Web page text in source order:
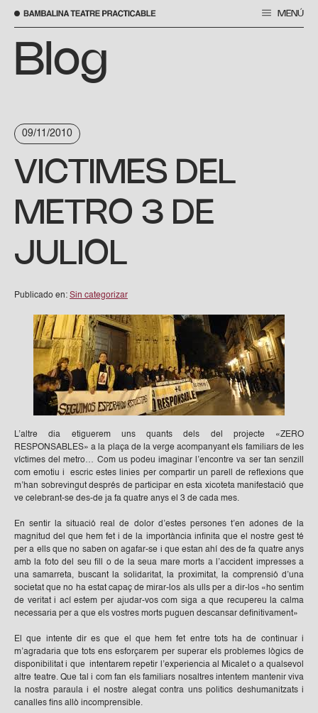
Saltar
contenido
MENÚ
Blog
09/11/2010
VICTIMES DEL
METRO 3 DE
JULIOL
Publicado en: Sin categorizar
L’altre dia etiguerem uns quants dels del projecte «ZERO
RESPONSABLES» a la plaça de la verge acompanyant els familiars de les
víctimes del metro… Com us podeu imaginar l’encontre va ser tan senzill
com emotiu i escric estes linies per compartir un parell de reflexions que
m’han sobrevingut després de participar en esta xicoteta manifestació que
ve celebrant-se des-de ja fa quatre anys el 3 de cada mes.
En sentir la situació real de dolor d’estes persones t’en adones de la
magnitud del que hem fet i de la importància infinita que el nostre gest té
per a ells que no saben on agafar-se i que estan ahí des de fa quatre anys
amb la foto del seu fill o de la seua mare morts a l’accident impresses a
una samarreta, buscant la solidaritat, la proximitat, la comprensió d’una
societat que no ha estat capaç de mirar-los als ulls per a dir-los «ho sentim
de veritat i ací estem per ajudar-vos com siga a que recupereu la calma
necessaria per a que els vostres morts puguen descansar definitivament»
El que intente dir es que el que hem fet entre tots ha de continuar i
m’agradaria que tots ens esforçarem per superar els problemes lògics de
disponibilitat i que intentarem repetir l’experiencia al Micalet o a qualsevol
altre teatre. Que tal i com fan els familiars nosaltres intentem mantenir viva
la nostra paraula i el nostre alegat contra uns politics deshumanitzats i
canalles fins allò incomprensible.